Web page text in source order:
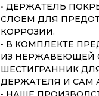
• ДЕРЖАТЕЛЬ
СЛОЕМ ДЛЯ
КОРРОЗИИ.
• В КОМПЛЕКТЕ
ИЗ НЕРЖАВЕЮЩЕЙ
ШЕСТИГРАННИК
ДЕРЖАТЕЛЯ И САМ